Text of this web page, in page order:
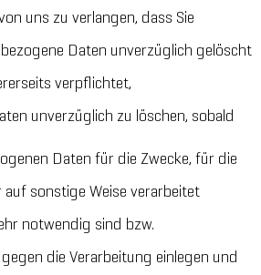
uns zu verlangen, dass Sie
Daten unverzüglich gelöscht
verpflichtet,
unverzüglich zu löschen, sobald
Daten für die Zwecke, für die
auf sonstige Weise verarbeitet
notwendig sind bzw.
die Verarbeitung einlegen und